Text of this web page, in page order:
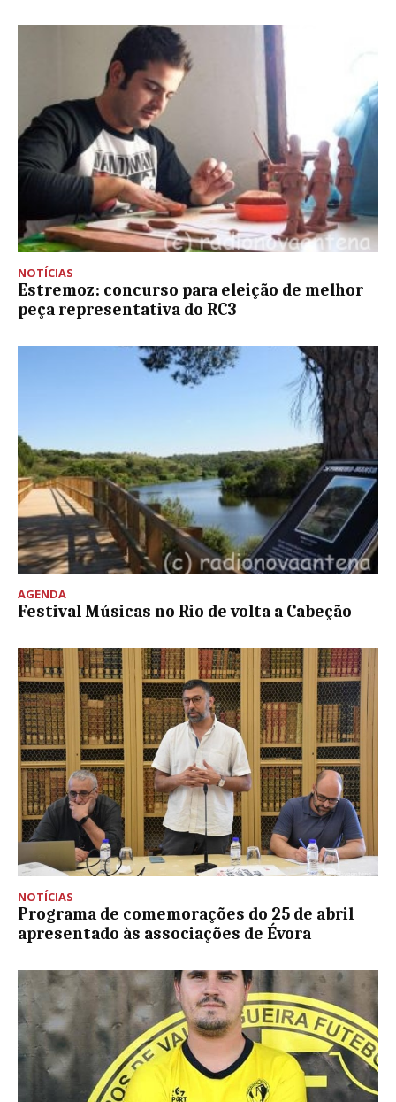
NOTÍCIAS
Estremoz: concurso para eleição de melhor
peça representativa do RC3
AGENDA
Festival Músicas no Rio de volta a Cabeção
NOTÍCIAS
Programa de comemorações do 25 de abril
apresentado às associações de Évora